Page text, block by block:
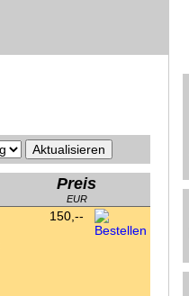
Preis
EUR
150,--